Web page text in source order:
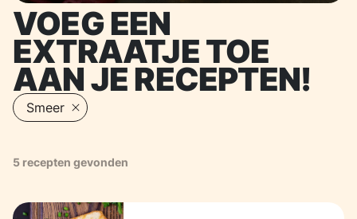
VOEG EEN
EXTRAATJE TOE
AAN JE RECEPTEN!
Actieve filters
Smeer
5 recepten gevonden